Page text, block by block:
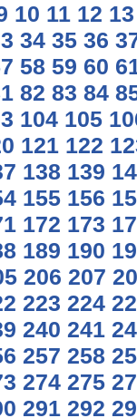
10 11 12 13
34 35 36
58 59 60
82 83 84
104 105
121 122
138 139
155 156
172 173
189 190
206 207
223 224
240 241
257 258
274 275
291 292